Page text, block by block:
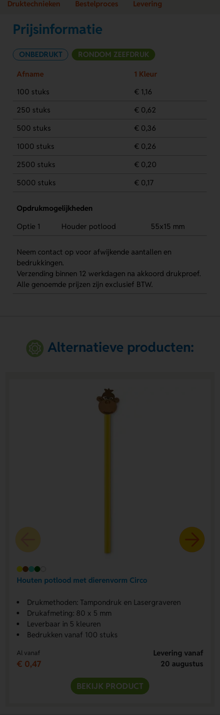
Druktechnieken Bestelproces Levering
Prijsinformatie
ONBEDRUKT RONDOM ZEEFDRUK
Afname
1 Kleur
100 stuks
€ 1,16
250 stuks
€ 0,62
500 stuks
€ 0,36
1000 stuks
€ 0,26
2500 stuks
€ 0,20
5000 stuks
€ 0,17
Opdrukmogelijkheden
Optie 1
Houder potlood 55x15 mm
Neem contact op voor afwijkende aantallen en
bedrukkingen.
Verzending binnen 12 werkdagen na akkoord drukproef.
Alle genoemde prijzen zijn exclusief BTW.
Alternatieve producten:
Houten potlood met dierenvorm Circo
Drukmethoden: Tampondruk en Lasergraveren
Drukafmeting: 80 x 5 mm
Leverbaar in 5 kleuren
Bedrukken vanaf 100 stuks
Al vanaf
€ 0,47
Levering vanaf
20 augustus
BEKIJK PRODUCT